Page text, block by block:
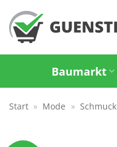
Zum
Inhalt
springen
Baumarkt
Start » Mode » Schmuck